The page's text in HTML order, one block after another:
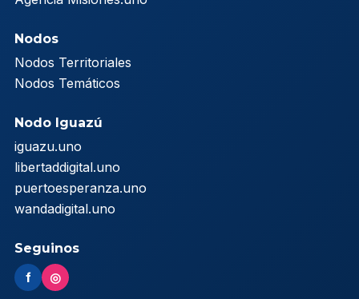
Nodos
Nodos Territoriales
Nodos Temáticos
Nodo Iguazú
iguazu.uno
libertaddigital.uno
puertoesperanza.uno
wandadigital.uno
Seguinos
f ◎